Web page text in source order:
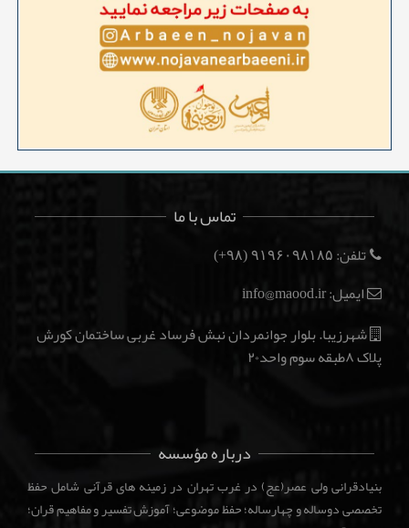
تماس با ما
تلفن: ۹۱۹۶۰۹۸۱۸۵ (۹۸+)
ایمیل: info@maood.ir
شهرزیبا. بلوار جوانمردان نبش فرساد غربی ساختمان کورش
پلاک ۸طبقه سوم واحد۲۰
درباره مؤسسه
بنیادقرانی ولی عصر(عج) در غرب تهران در زمینه های قرآنی شامل حفظ
تخصصی دوساله و چهارساله؛ حفظ موضوعی؛ آموزش تفسیر و مفاهیم قران؛